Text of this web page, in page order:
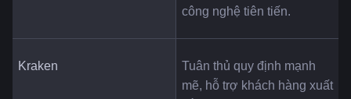
công nghệ tiên tiến.
Kraken
Tuân thủ quy định mạnh
mẽ, hỗ trợ khách hàng xuất